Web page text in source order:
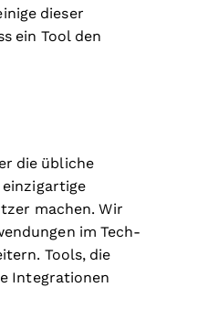
dieser
ein Tool den
die übliche
machen. Wir
im Tech-
Tools, die
Integrationen